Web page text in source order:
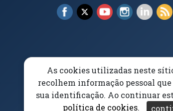
Facebook (abre em nova
X (abre em nova janela)
YouTube (abre
Instagram
Elogios, Sugestões e Reclamações
Acessibilidade Aviso/
As cookies utilizadas neste
recolhem informação pessoal
sua identificação. Ao continuar
política de cookies.